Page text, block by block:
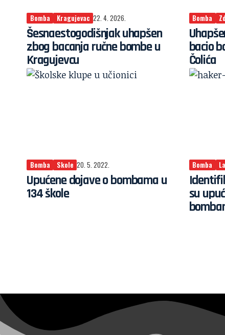
Bomba Kragujevac 22. 4. 2026.
Šesnaestogodišnjak uhapšen
zbog bacanja ručne bombe u
Kragujevcu
Bomba
bacio
Čolića
Bomba Skole 20. 5. 2022.
Upućene dojave o bombama u
134 škole
Bomba
su